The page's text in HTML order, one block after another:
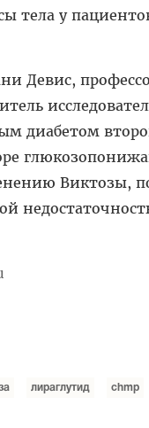
тела у
Девис,
диабетом
Виктозы,
лираглутид chmp